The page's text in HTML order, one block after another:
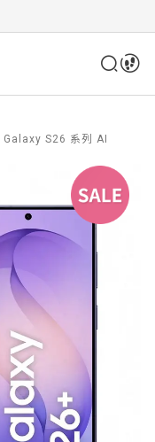
Galaxy S26 系列 AI